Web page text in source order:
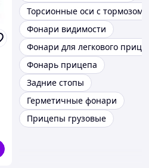
Торсионные оси с тормозом
Фонари видимости
Фонари для легкового
Фонарь прицепа
Задние стопы
Герметичные фонари
Прицепы грузовые